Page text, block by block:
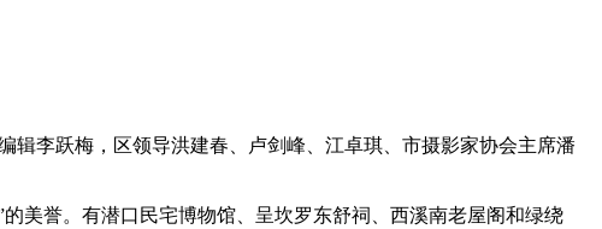
李跃梅，区领导洪建春、卢剑峰、江卓琪、市摄影家协会主席潘
誉。有潜口民宅博物馆、呈坎罗东舒祠、西溪南老屋阁和绿绕